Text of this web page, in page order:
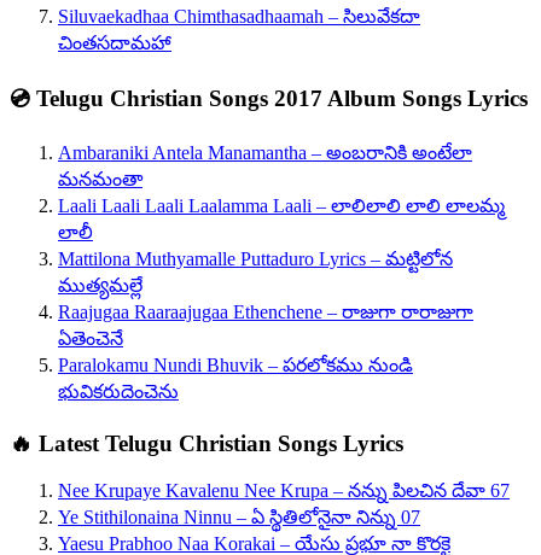
Siluvaekadhaa Chimthasadhaamah – సిలువేకదా
చింతసదామహా
💿 Telugu Christian Songs 2017 Album Songs Lyrics
Ambaraniki Antela Manamantha – అంబరానికి అంటేలా
మనమంతా
Laali Laali Laali Laalamma Laali – లాలిలాలి లాలి లాలమ్మ
లాలీ
Mattilona Muthyamalle Puttaduro Lyrics – మట్టిలోన
ముత్యమల్లే
Raajugaa Raaraajugaa Ethenchene – రాజుగా రారాజుగా
ఏతెంచెనే
Paralokamu Nundi Bhuvik – పరలోకము నుండి
భువికరుదెంచెను
🔥 Latest Telugu Christian Songs Lyrics
Nee Krupaye Kavalenu Nee Krupa – నన్ను పిలచిన దేవా 67
Ye Stithilonaina Ninnu – ఏ స్థితిలోనైనా నిన్ను 07
Yaesu Prabhoo Naa Korakai – యేసు ప్రభూ నా కొరకై